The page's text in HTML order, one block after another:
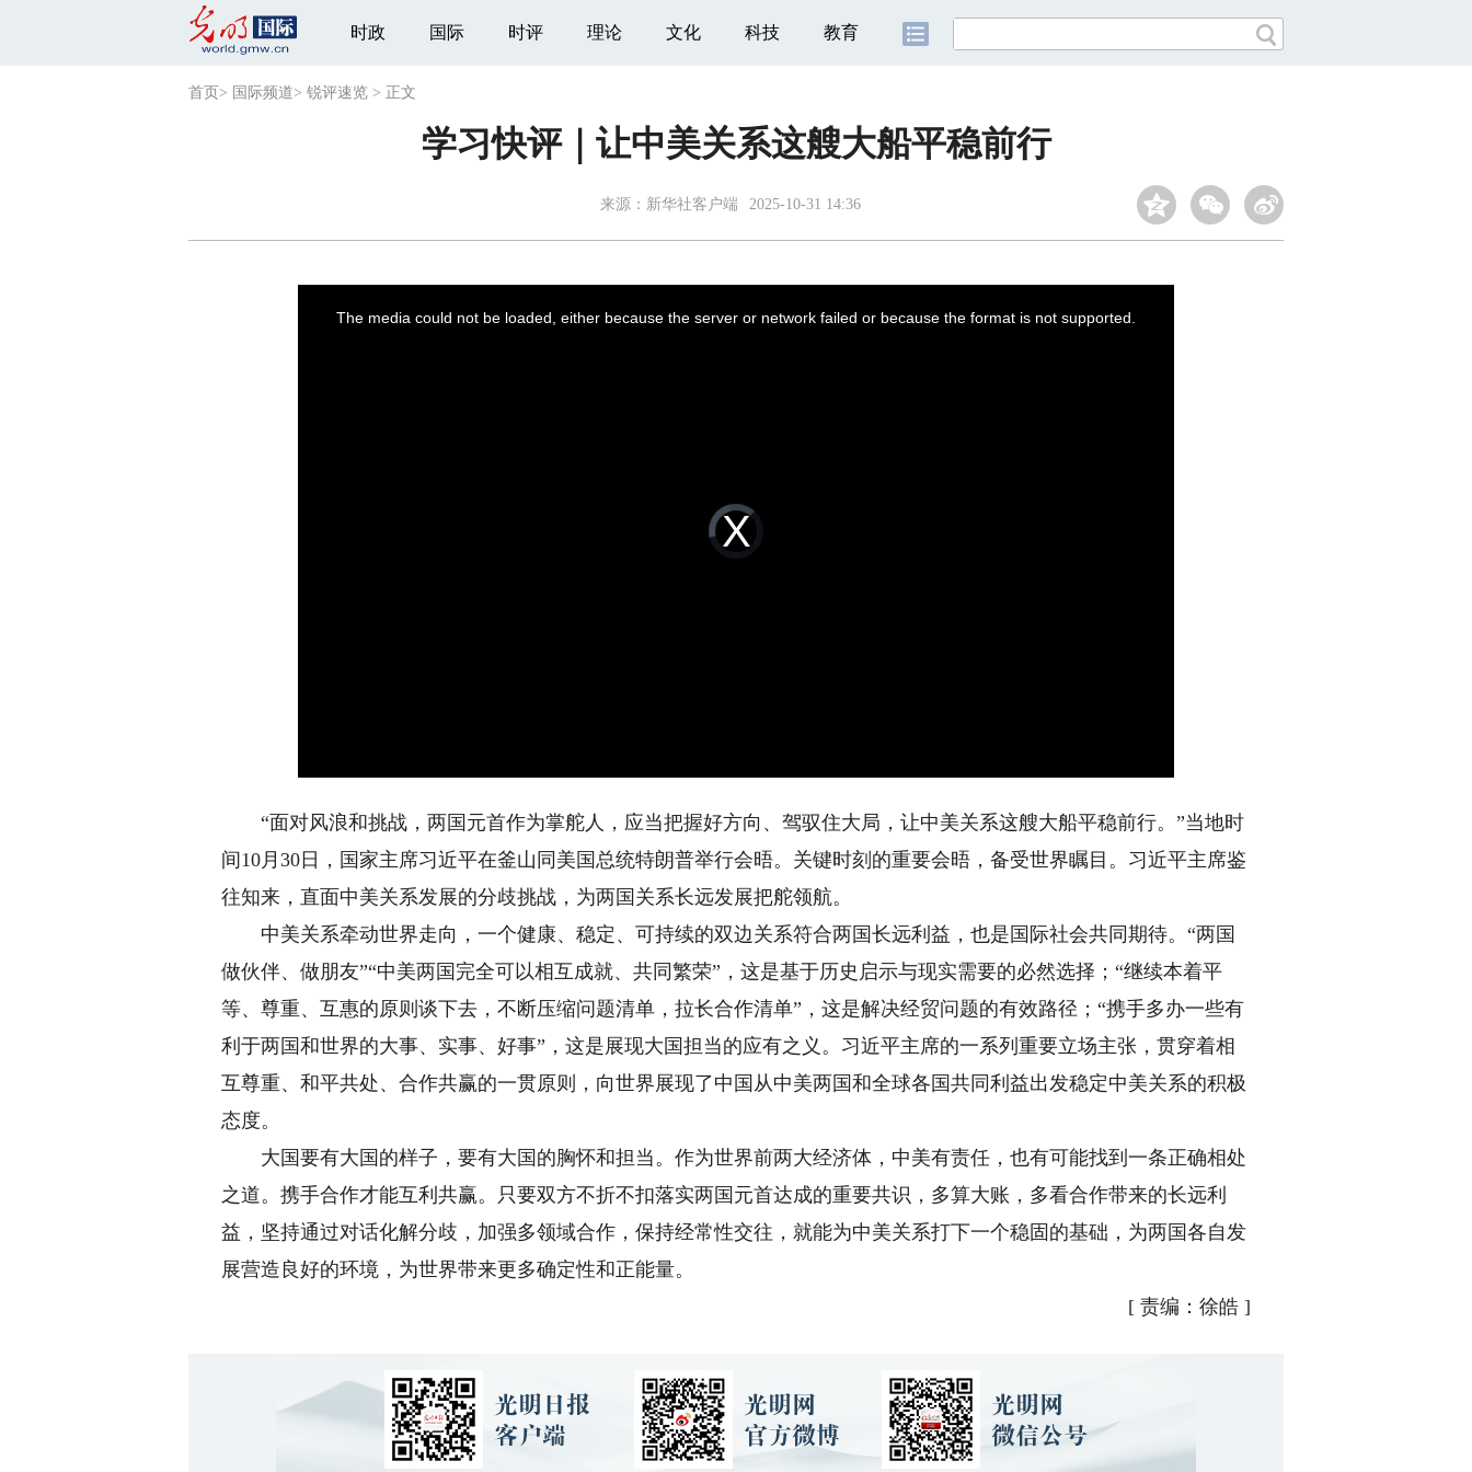
时政 国际 时评 理论 文化 科技 教育
首页 > 国际频道> 锐评速览 > 正文
学习快评｜让中美关系这艘大船平稳前行
来源： 新华社客户端 2025-10-31 14:36
Video
Player
loading.
The media could not be loaded, either because the server or network failed or because the format is not supported.
“面对风浪和挑战，两国元首作为掌舵人，应当把握好方向、驾驭住大局，让中美关系这艘大船平稳前行。”当地时
间10月30日，国家主席习近平在釜山同美国总统特朗普举行会晤。关键时刻的重要会晤，备受世界瞩目。习近平主席鉴
往知来，直面中美关系发展的分歧挑战，为两国关系长远发展把舵领航。
中美关系牵动世界走向，一个健康、稳定、可持续的双边关系符合两国长远利益，也是国际社会共同期待。“两国
做伙伴、做朋友”“中美两国完全可以相互成就、共同繁荣”，这是基于历史启示与现实需要的必然选择；“继续本着平
等、尊重、互惠的原则谈下去，不断压缩问题清单，拉长合作清单”，这是解决经贸问题的有效路径；“携手多办一些有
利于两国和世界的大事、实事、好事”，这是展现大国担当的应有之义。习近平主席的一系列重要立场主张，贯穿着相
互尊重、和平共处、合作共赢的一贯原则，向世界展现了中国从中美两国和全球各国共同利益出发稳定中美关系的积极
态度。
大国要有大国的样子，要有大国的胸怀和担当。作为世界前两大经济体，中美有责任，也有可能找到一条正确相处
之道。携手合作才能互利共赢。只要双方不折不扣落实两国元首达成的重要共识，多算大账，多看合作带来的长远利
益，坚持通过对话化解分歧，加强多领域合作，保持经常性交往，就能为中美关系打下一个稳固的基础，为两国各自发
展营造良好的环境，为世界带来更多确定性和正能量。
[ 责编：徐皓 ]